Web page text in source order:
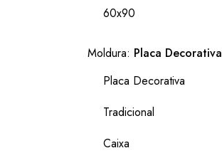
60x90
Moldura: Placa Decorativa
Placa Decorativa
Tradicional
Caixa